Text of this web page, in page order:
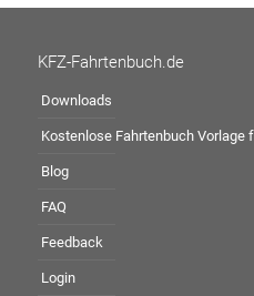
KFZ-Fahrtenbuch.de
Downloads
Kostenlose Fahrtenbuch Vorlage
Blog
FAQ
Feedback
Login